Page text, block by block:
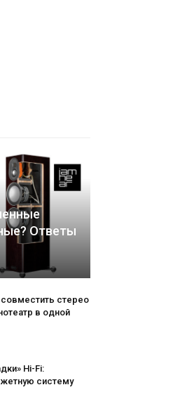
Ответы
стерео
в одной
Hi-Fi:
систему